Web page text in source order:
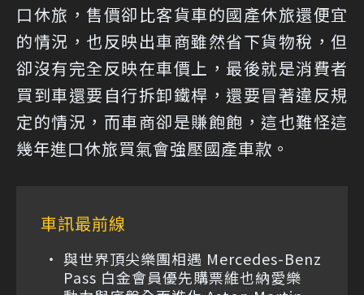
口休旅，售價卻比客貨車的國產休旅還便宜
的情況，也反映出車商雖然省下貨物稅，但
卻沒有完全反映在車價上，最後就是消費者
買到車還要自行拆卸鐵桿，還要冒著違反規
定的情況，而車商卻是賺飽飽，這也難怪這
幾年進口休旅買氣會強壓國產車款。
車訊最前線
與世界頂尖樂團相遇 Mercedes-Benz
Pass 白金會員優先購票維也納愛樂